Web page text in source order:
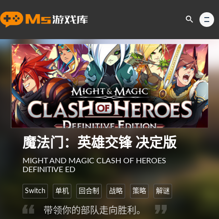
魔法门：英雄交锋 决定版
MIGHT AND MAGIC CLASH OF HEROES
DEFINITIVE ED
Switch 单机 回合制 战略 策略 解谜
带领你的部队走向胜利。